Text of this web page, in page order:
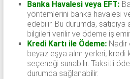
Banka Havalesi veya EFT:
yöntemlerini banka havalesi
edebilir. Bu durumda,
bilgileri verilir ve ödeme
Kredi Kartı ile Ödeme:Nadir
beyaz eşya alım yerleri, kredi
seçeneği sunabilir. Taksitli
durumda sağlanabilir.